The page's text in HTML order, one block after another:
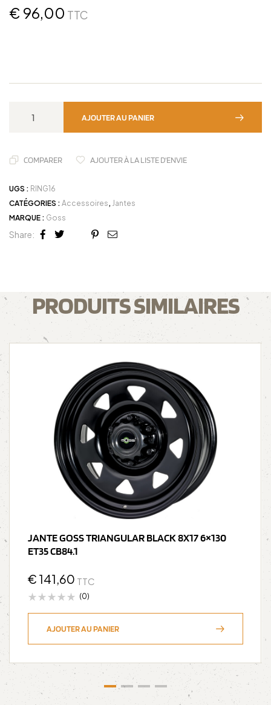
€ 96,00 TTC
AJOUTER AU PANIER
COMPARER AJOUTER À LA LISTE D'ENVIE
UGS : RING16
CATÉGORIES : Accessoires, Jantes
MARQUE : Goss
Share:
Facebook
TwitterLinkedin
Google+
Pinterest
Email
PRODUITS SIMILAIRES
JANTE GOSS TRIANGULAR BLACK 8X17 6×130
ET35 CB84.1
€ 141,60 TTC
(0)
AJOUTER AU PANIER